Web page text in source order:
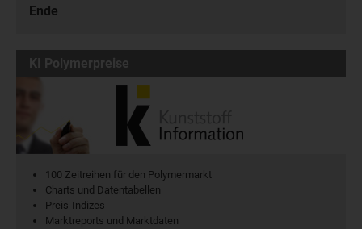
Ende
KI Polymerpreise
100 Zeitreihen für den Polymermarkt
Charts und Datentabellen
Preis-Indizes
Marktreports und Marktdaten